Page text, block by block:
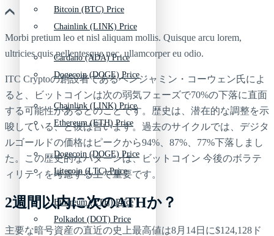
Chainlink (LINK) Price
Dogecoin (DOGE) Price
Ethereum (ETH) Price
Litecoin (LTC) Price
Polkadot (DOT) Price
Bitcoin (BTC) Price
Cardano (ADA) Price
Chainlink (LINK) Price
Dogecoin (DOGE) Price
Ethereum (ETH) Price
Morbi pretium leo et nisl aliquam mollis. Quisque arcu lorem,
ultricies quis pellentesque nec, ullamcorper eu odio.
ITC Cryptoの創設者であるベンジャミン・コーウェン氏によ
ると、ビットコインは次の弱気フェーズで70%の下落に直面
する可能性があるとのことです。歴史は、潜在的な調整を示
唆している、と彼は言います。過去のサイクルでは、デジタ
ルゴールドの価格はピークから94%、87%、77%下落しまし
た。この歴史的なパターンは、ビットコイン 今後のボラテ
ィリティを考慮する上で重要です。
2週間以内に次のATHか？
主要な暗号資産の直近の史上最高値は8月14日に$124,128ド